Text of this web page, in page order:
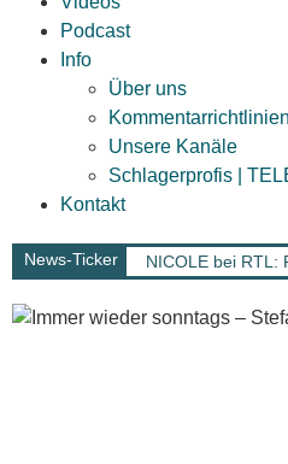
Podcast
Info
Über uns
Kommentarrichtlinien
Unsere Kanäle
Schlagerprofis |
Kontakt
News-Ticker NICOLE bei RTL: